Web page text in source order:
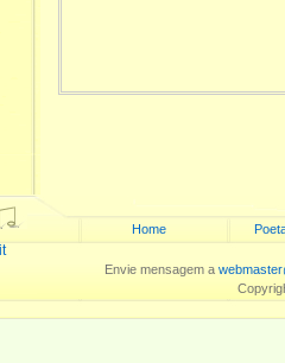
Home
Envie mensagem a